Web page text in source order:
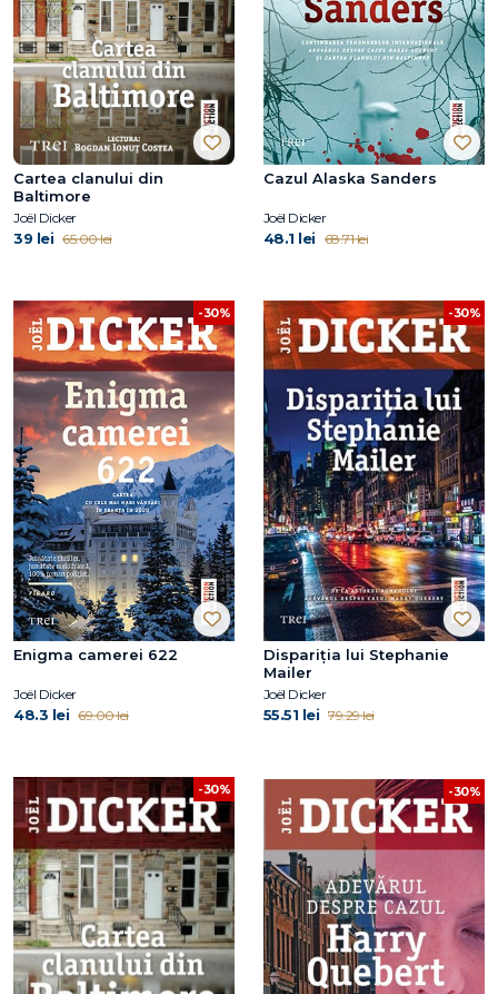
Cartea clanului din
Baltimore
Joël Dicker
39 lei 65.00 lei
Cazul Alaska Sanders
Joël Dicker
48.1 lei 68.71 lei
-30%
Enigma camerei 622
Joël Dicker
48.3 lei 69.00 lei
-30%
Dispariția lui Stephanie
Mailer
Joël Dicker
55.51 lei 79.29 lei
-30% -30%